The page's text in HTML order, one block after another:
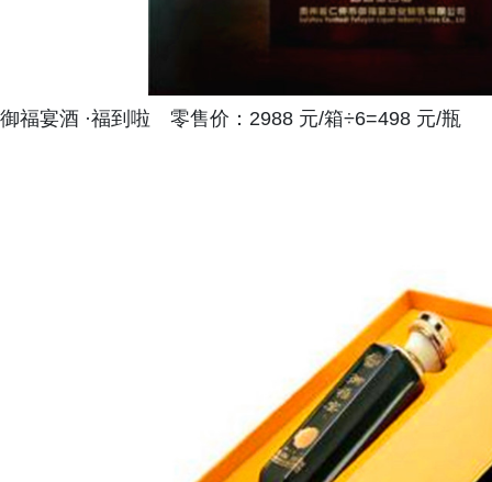
御福宴酒 ·福到啦 零售价：2988 元/箱÷6=498 元/瓶